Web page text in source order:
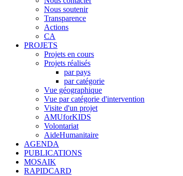
Nous soutenir
Transparence
Actions
CA
PROJETS
Projets en cours
Projets réalisés
par pays
par catégorie
Vue géographique
Vue par catégorie d'intervention
Visite d'un projet
AMUforKIDS
Volontariat
AideHumanitaire
AGENDA
PUBLICATIONS
MOSAIK
RAPIDCARD